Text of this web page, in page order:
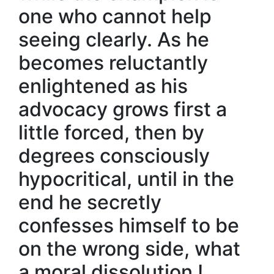
one who cannot help
seeing clearly. As he
becomes reluctantly
enlightened as his
advocacy grows first a
little forced, then by
degrees consciously
hypocritical, until in the
end he secretly
confesses himself to be
on the wrong side, what